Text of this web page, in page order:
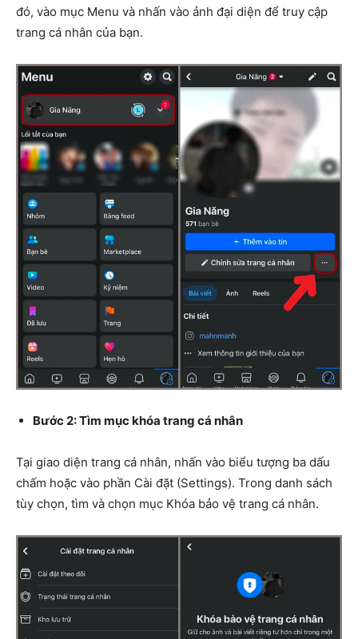
đó, vào mục Menu và nhấn vào ảnh đại diện để truy cập
trang cá nhân của bạn.
Bước 2: Tìm mục khóa trang cá nhân
Tại giao diện trang cá nhân, nhấn vào biểu tượng ba dấu
chấm hoặc vào phần Cài đặt (Settings). Trong danh sách
tùy chọn, tìm và chọn mục Khóa bảo vệ trang cá nhân.